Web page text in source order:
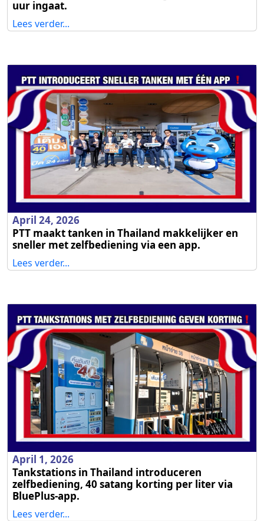
uur ingaat.
Lees verder...
April 24, 2026
PTT maakt tanken in Thailand makkelijker en
sneller met zelfbediening via een app.
Lees verder...
April 1, 2026
Tankstations in Thailand introduceren
zelfbediening, 40 satang korting per liter via
BluePlus-app.
Lees verder...